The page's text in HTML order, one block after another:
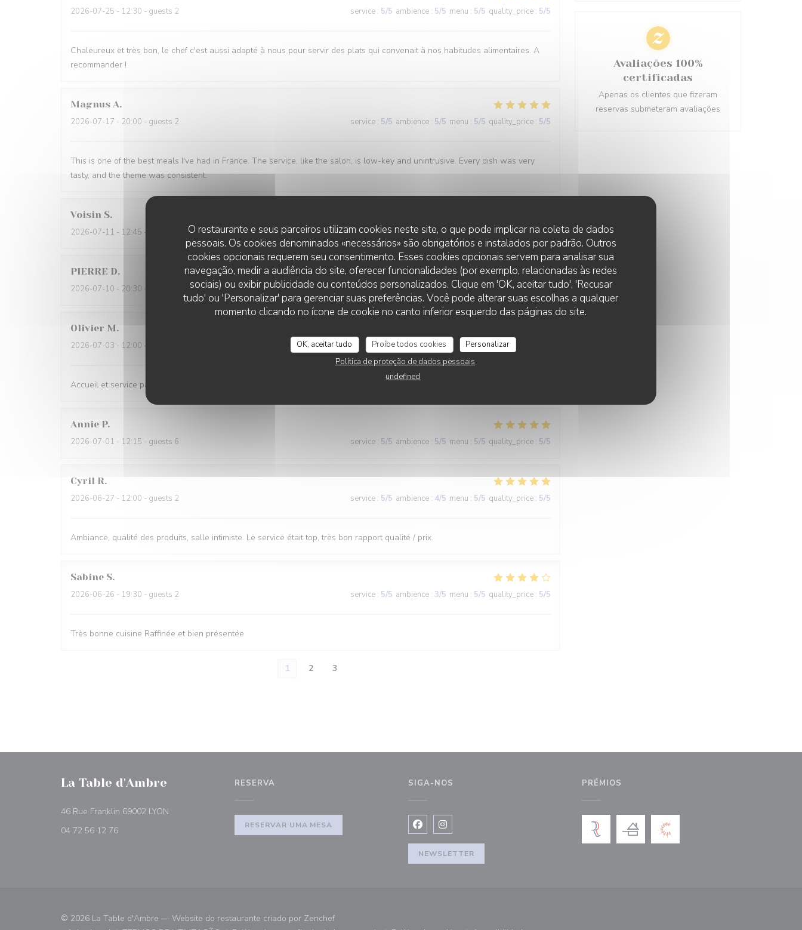
O restaurante e seus parceiros utilizam cookies neste site, o que pode implicar na coleta de dados
pessoais. Os cookies denominados «necessários» são obrigatórios e instalados por padrão. Outros
cookies opcionais requerem seu consentimento. Esses cookies opcionais servem para analisar sua
navegação, medir a audiência do site, oferecer funcionalidades (por exemplo, relacionadas às redes
sociais) ou exibir publicidade ou conteúdos personalizados. Clique em 'OK, aceitar tudo', 'Recusar
tudo' ou 'Personalizar' para gerenciar suas preferências. Você pode alterar suas escolhas a qualquer
momento clicando no ícone de cookie no canto inferior esquerdo das páginas do site.
OK, aceitar tudo Proíbe todos cookies
Personalizar
Política de proteção de dados pessoais
undefined
2026-07-25 - 12:30 - guests 2 service : 5/5 ambience : 5/5 menu : 5/5 quality_price : 5/5
Chaleureux et très bon, le chef c'est aussi adapté à nous pour servir des plats qui convenait à nos habitudes alimentaires. A
recommander !
Magnus A
2026-07-17 - 20:00 - guests 2 service : 5/5 ambience : 5/5 menu : 5/5 quality_price : 5/5
This is one of the best meals I've had in France. The service, like the salon, is low-key and unintrusive. Every dish was very
tasty, and the theme was consistent.
Voisin S
2026-07-11 - 12:45 - guests 2 service:5/5 ambience:5 /5 menu : 5/5 quality_price:5/5
PIERRE D
2026-07-10 - 20:30 - guests 2 service: 5/5 ambience:5/5 menu:5 /5 quality_price:5/5
Olivier M
2026-07-03 - 12:00 - guests 2 service:5/5 ambience: 5/5 menu:4/5 quality_price
Accueil et service parfaits; bon rapport qualité-prix
Annie P
2026-07-01 - 12:15 - guests 6 service : 5/5 ambience : 5/5 menu : 5/5 quality_price : 5/5
Cyril R
2026-06-27 - 12:00 - guests 2 service : 5/5 ambience : 4/5 menu : 5/5 quality_price : 5/5
Ambiance, qualité des produits, salle intimiste. Le service était top, très bon rapport qualité / prix.
Sabine S
2026-06-26 - 19:30 - guests 2 service : 5/5 ambience : 3/5 menu : 5/5 quality_price : 5/5
Très bonne cuisine Raffinée et bien présentée
1 2 3
Avaliações 100%
certificadas
Apenas os clientes que fizeram
reservas submeteram avaliações
La Table d'Ambre
46 Rue Franklin 69002 LYON
04 72 56 12 76
RESERVA
RESERVAR UMA MESA
SIGA-NOS
Facebook ((abre numa nova janela))
Instagram ((abre numa nova janela))
NEWSLETTER
PRÉMIOS
© 2026 La Table d'Ambre — Website do restaurante criado por Zenchef((abre numa nova janela))